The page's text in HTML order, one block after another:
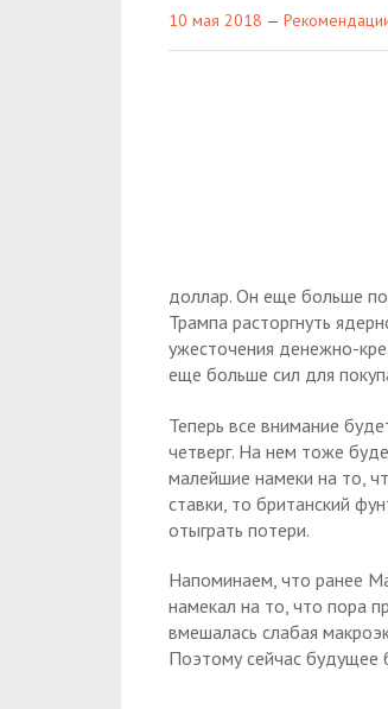
10 мая 2018 —
доллар. Он еще больше
Трампа расторгнуть
ужесточения денежно-
еще больше сил для
Теперь все внимание
четверг. На нем тоже
малейшие намеки на то,
ставки, то британский
отыграть потери.
Напоминаем, что ранее
намекал на то, что пора
вмешалась слабая
Поэтому сейчас будущее